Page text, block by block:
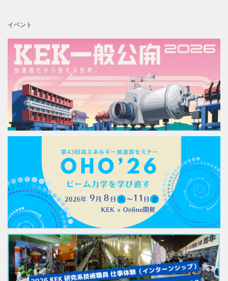
イベント
KEK一般公開2026を開催します
2026年7月15日
高エネルギー加速器セミナー「OHO’26」開催のお知らせ
2026年6月17日